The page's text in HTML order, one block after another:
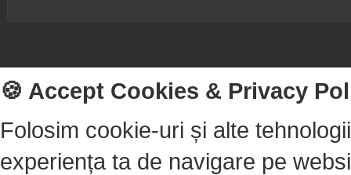
🍪 Accept Cookies & Privacy
Folosim cookie-uri și alte
experiența ta de navigare pe